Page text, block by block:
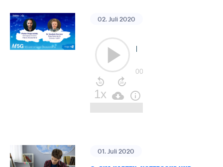
02. Juli 2020
01. Juli 2020